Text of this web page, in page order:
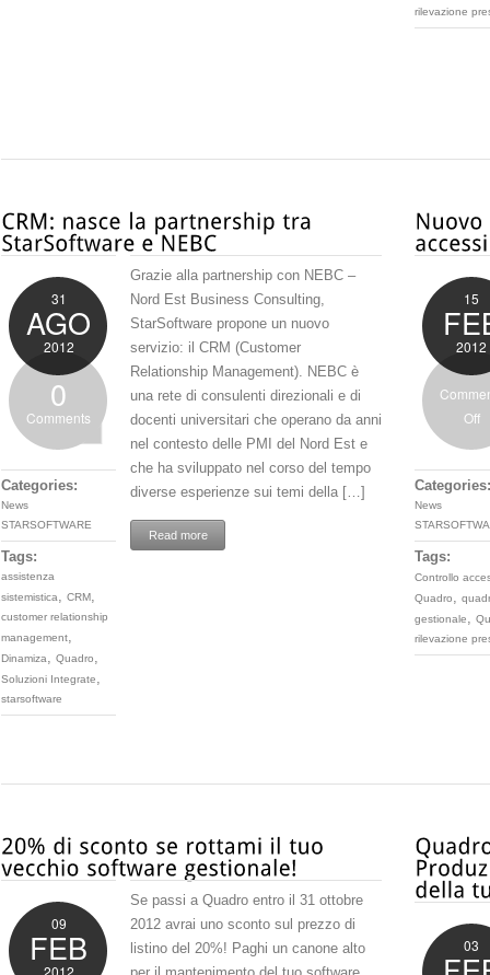
rilevazione
31
AGO
2012
0
Comments
Categories:
News
STARSOFTWARE
Tags:
assistenza
sistemistica, CRM,
customer relationship
management,
Dinamiza, Quadro,
Soluzioni Integrate,
starsoftware
Grazie alla partnership con NEBC –
Nord Est Business Consulting,
StarSoftware propone un nuovo
servizio: il CRM (Customer
Relationship Management). NEBC è
una rete di consulenti direzionali e di
docenti universitari che operano da anni
nel contesto delle PMI del Nord Est e
che ha sviluppato nel corso del tempo
diverse esperienze sui temi della […]
Read more
15
2012
Off
Categories:
News
Tags:
Controllo
Quadro,
gestionale,
rilevazione
09
FEB
2012
Se passi a Quadro entro il 31 ottobre
2012 avrai uno sconto sul prezzo di
listino del 20%! Paghi un canone alto
per il mantenimento del tuo software
03